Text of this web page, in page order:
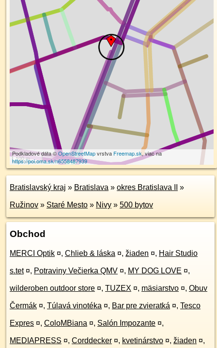
100 m
Podkladové dáta ©OpenStreetMapvrstva Freemap.sk, viac na
https://poi.oma.sk/n6558487939
Bratislavský kraj » Bratislava » okres Bratislava II »
Ružinov » Staré Mesto » Nivy » 500 bytov
Obchod
MERCI Optik ¤, Chlieb & láska ¤, žiaden ¤, Hair Studio
s.tet ¤, Potraviny Večierka QMV ¤, MY DOG LOVE ¤,
wilderoben outdoor store ¤, TUZEX ¤, mäsiarstvo ¤, Obuv
Čermák ¤, Túlavá vinotéka ¤, Bar pre zvieratká ¤, Tesco
Expres ¤, ColoMBiana ¤, Salón Impozante ¤,
MEDIAPRESS ¤, Corddecker ¤, kvetinárstvo ¤, žiaden ¤,